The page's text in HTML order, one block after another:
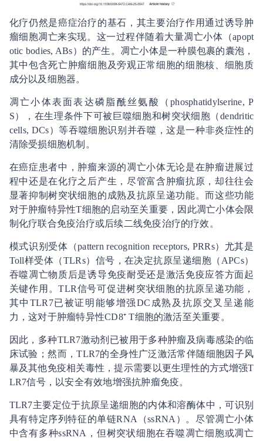
化疗仍然是癌症治疗的基石，其主要治疗作用通过诱导肿
瘤细胞凋亡来实现。这一过程伴随着大量凋亡小体（apopt
otic bodies, ABs）的产生。凋亡小体是一种膜包裹的囊泡，
其中包含死亡肿瘤细胞及旁观正常细胞的细胞核、细胞质
成分以及细胞器。
凋亡小体表面表达磷脂酰丝氨酸（phosphatidylserine, P
S），在生理条件下可被巨噬细胞和树突状细胞（dendritic
cells, DCs）等吞噬细胞识别并吞噬，这是一种非炎症性的
清除受损细胞机制。
在癌症患者中，肿瘤来源的凋亡小体无论是在肿瘤进展过
程中还是在化疗之后产生，尽管富含肿瘤抗原，却往往会
显著抑制树突状细胞的成熟及抗原呈递功能。而这些功能
对于肿瘤特异性T细胞的启动至关重要，因此凋亡小体会限
制化疗联合免疫治疗或后续二线免疫治疗的疗效。
模式识别受体（pattern recognition receptors, PRRs）尤其是
Toll样受体（TLRs）信号，在决定抗原呈递细胞（APCs）
吞噬凋亡物质后是诱导免疫耐受还是激活免疫应答方面起
关键作用。TLR信号可促进树突状细胞的抗原呈递功能，
其中TLR7已被证明能够增强DC成熟及抗原交叉呈递能
力，这对于肿瘤特异性CD8⁺ T细胞的激活至关重要。
因此，多种TLR7激动剂已被用于多种肿瘤及病毒感染的临
床试验；然而，TLR7的全身性广泛激活常伴随细胞因子风
暴及其他免疫相关毒性，提示需要以更生理性的方式增强T
LR7信号，以安全有效地增强抗肿瘤免疫。
TLR7主要定位于抗原呈递细胞的内体和溶酶体中，可识别
具有特定序列特征的单链RNA（ssRNA）。尽管凋亡小体
中含有多种ssRNA，但树突状细胞在吞噬凋亡细胞或凋亡